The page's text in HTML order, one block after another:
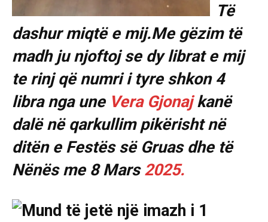
Të
dashur miqtë e mij.Me gëzim të
madh ju njoftoj se dy librat e mij
te rinj që numri i tyre shkon 4
libra nga une Vera Gjonajkanë
dalë në qarkullim pikërisht në
ditën e Festës së Gruas dhe të
Nënës me 8 Mars2025.